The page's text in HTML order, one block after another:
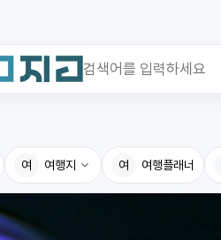
여 여행지 여 여행플래너
없습니다.